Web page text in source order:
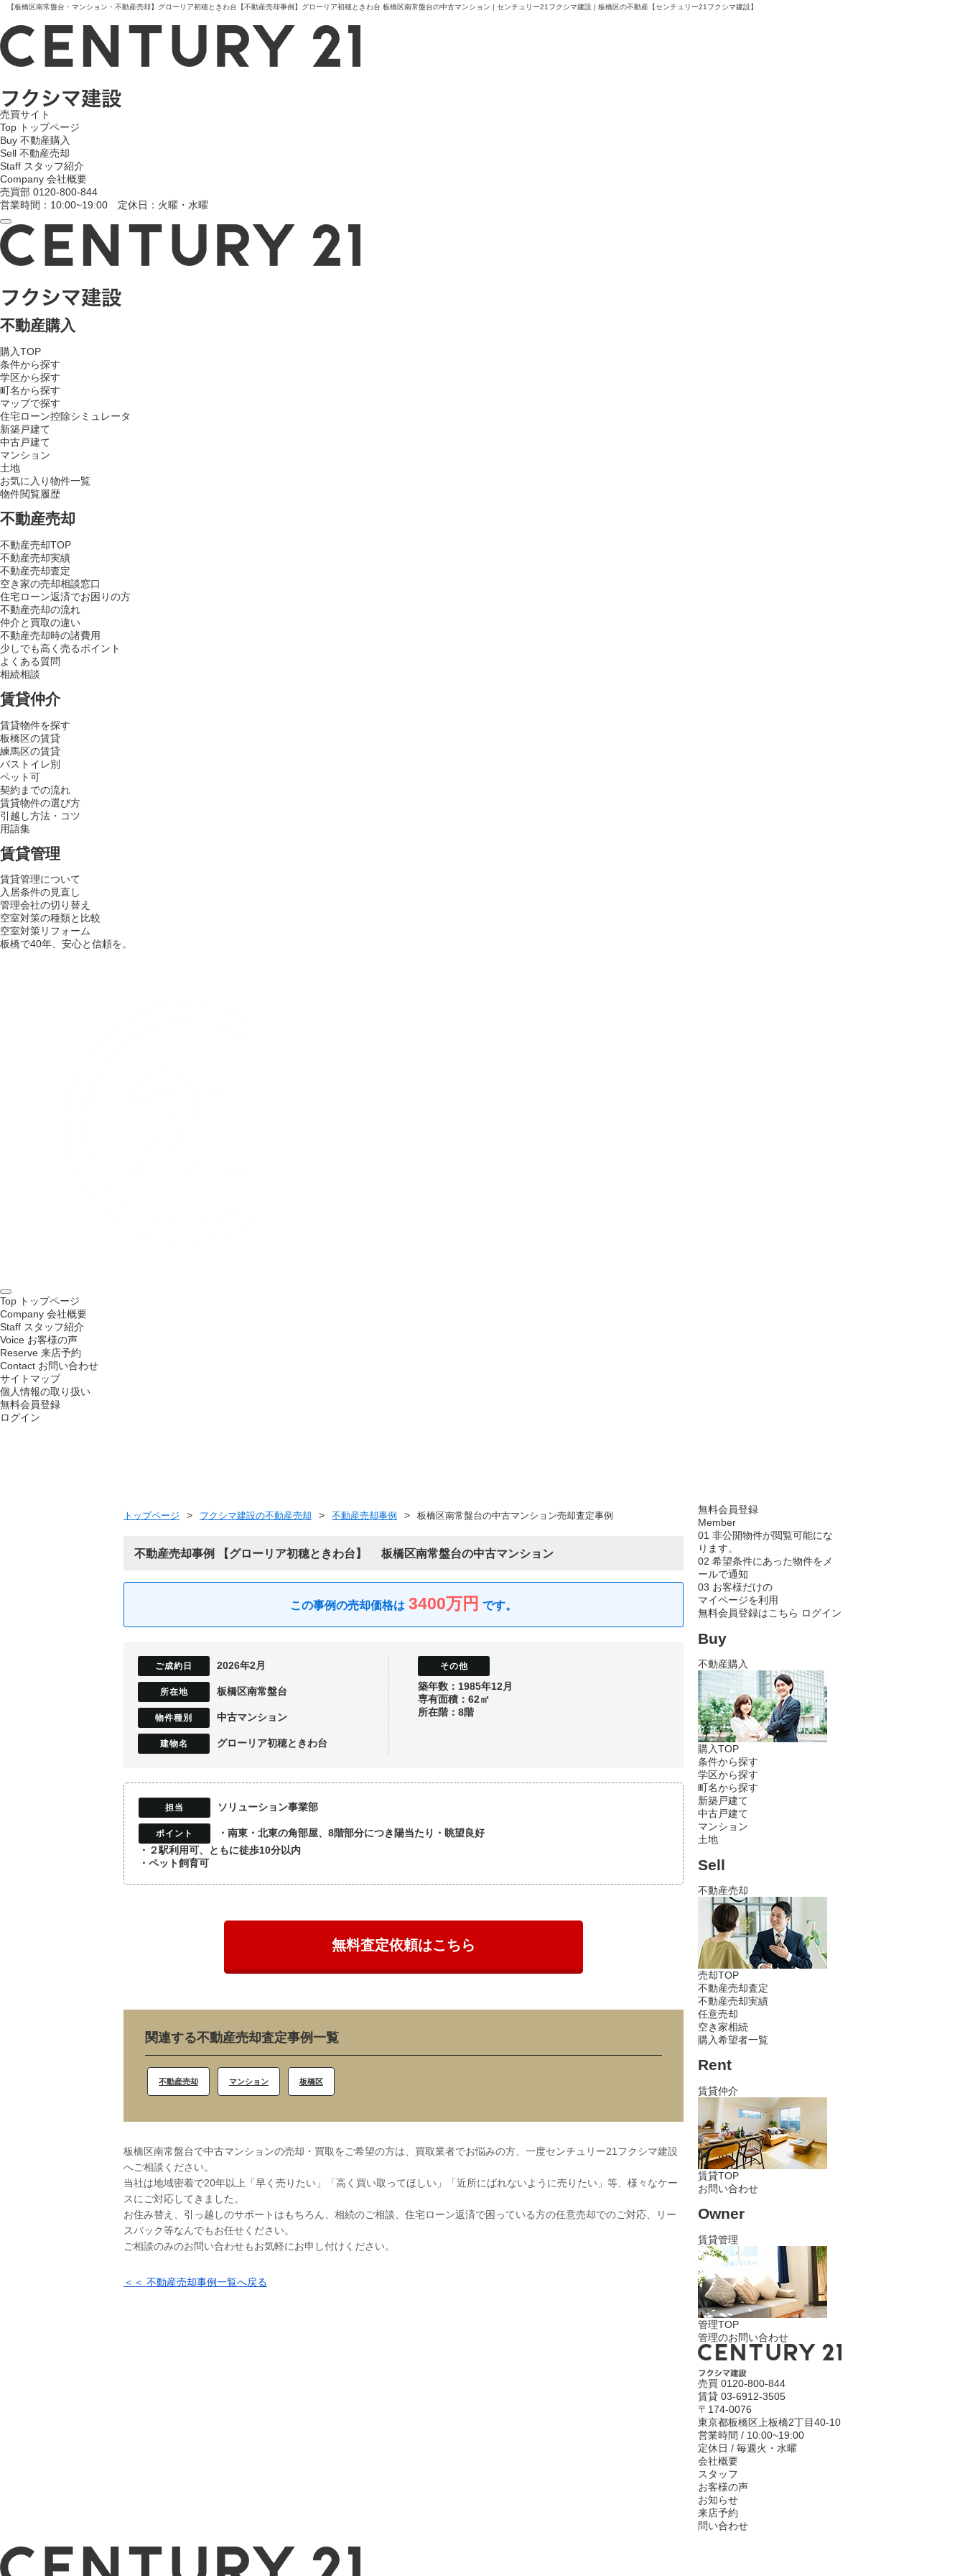
【板橋区南常盤台・マンション・不動産売却】グローリア初穂ときわ台【不動産売却事例】グローリア初穂ときわ台 板橋区南常盤台の中古マンション | センチュリー21フクシマ建設 | 板橋区の不動産【センチュリー21フクシマ建設】
売買サイト
Top トップページ
Buy 不動産購入
Sell 不動産売却
Staff スタッフ紹介
Company 会社概要
売買部 0120-800-844
営業時間：10:00~19:00 定休日：火曜・水曜
不動産購入
購入TOP
条件から探す
学区から探す
町名から探す
マップで探す
住宅ローン控除シミュレータ
新築戸建て
中古戸建て
マンション
土地
お気に入り物件一覧
物件閲覧履歴
不動産売却
不動産売却TOP
不動産売却実績
不動産売却査定
空き家の売却相談窓口
住宅ローン返済でお困りの方
不動産売却の流れ
仲介と買取の違い
不動産売却時の諸費用
少しでも高く売るポイント
よくある質問
相続相談
賃貸仲介
賃貸物件を探す
板橋区の賃貸
練馬区の賃貸
バストイレ別
ペット可
契約までの流れ
賃貸物件の選び方
引越し方法・コツ
用語集
賃貸管理
賃貸管理について
入居条件の見直し
管理会社の切り替え
空室対策の種類と比較
空室対策リフォーム
板橋で40年、安心と信頼を。
Top トップページ
Company 会社概要
Staff スタッフ紹介
Voice お客様の声
Reserve 来店予約
Contact お問い合わせ
サイトマップ
個人情報の取り扱い
無料会員登録
ログイン
トップページ フクシマ建設の不動産売却 不動産売却事例 板橋区南常盤台の中古マンション売却査定事例
不動産売却事例 グローリア初穂ときわ台 板橋区南常盤台の中古マンション
3400万円
2026年2月
板橋区南常盤台
中古マンション
グローリア初穂ときわ台
築年数：1985年12月
専有面積：62㎡
所在階：8階
ソリューション事業部
・南東・北東の角部屋、8階部分につき陽当たり・眺望良好
・２駅利用可、ともに徒歩10分以内
・ペット飼育可
無料査定依頼はこちら
関連する不動産売却査定事例一覧
不動産売却 マンション 板橋区
板橋区南常盤台で中古マンションの売却・買取をご希望の方は、買取業者でお悩みの方、一度センチュリー21フクシマ建設
へご相談ください。
当社は地域密着で20年以上「早く売りたい」「高く買い取ってほしい」「近所にばれないように売りたい」等、様々なケー
スにご対応してきました。
お住み替え、引っ越しのサポートはもちろん、相続のご相談、住宅ローン返済で困っている方の任意売却でのご対応、リー
スバック等なんでもお任せください。
ご相談のみのお問い合わせもお気軽にお申し付けください。
＜＜ 不動産売却事例一覧へ戻る
無料会員登録
Member
01 非公開物件が閲覧可能にな
ります。
02 希望条件にあった物件をメ
ールで通知
03 お客様だけの
マイページを利用
無料会員登録はこちら ログイン
Buy
不動産購入
購入TOP
条件から探す
学区から探す
町名から探す
新築戸建て
中古戸建て
マンション
土地
Sell
不動産売却
売却TOP
不動産売却査定
不動産売却実績
任意売却
空き家相続
購入希望者一覧
Rent
賃貸仲介
賃貸TOP
お問い合わせ
Owner
賃貸管理
管理TOP
管理のお問い合わせ
売買 0120-800-844
賃貸 03-6912-3505
〒174-0076
東京都板橋区上板橋2丁目40-10
営業時間 / 10:00~19:00
定休日 / 毎週火・水曜
会社概要
スタッフ
お客様の声
お知らせ
来店予約
問い合わせ